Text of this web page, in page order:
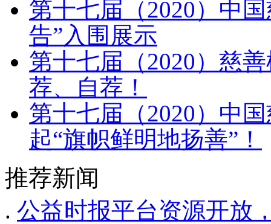
第十七届（2020）中
告”入围展示
第十七届（2020）慈
荐、自荐！
第十七届（2020）中
起“旗帜鲜明地扬善”！
推荐新闻
. 公益时报平台资源开放